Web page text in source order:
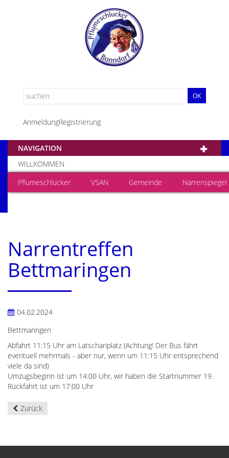
OK
AnmeldungRegistrierung
NAVIGATION
WILLKOMMEN
Pflumeschlucker
VSAN Gemeinde Narrenspiegel
Narrentreffen
Bettmaringen
04.02.2024
Bettmaringen
Abfahrt 11:15 Uhr am Latschariplatz (Achtung! Der Bus fährt
eventuell mehrmals - aber nur, wenn um 11:15 Uhr entsprechend
viele da sind)
Umzugsbeginn ist um 14:00 Uhr, wir haben die Startnummer 19.
Rückfahrt ist um 17:00 Uhr
Zurück